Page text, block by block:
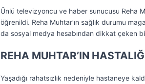
Ünlü televizyoncu ve haber sunucusu Reha
öğrenildi. Reha Muhtar’ın sağlık durumu
da sosyal medya hesabından dikkat çeken
REHA MUHTAR’IN
Yaşadığı rahatsızlık nedeniyle hastaneye